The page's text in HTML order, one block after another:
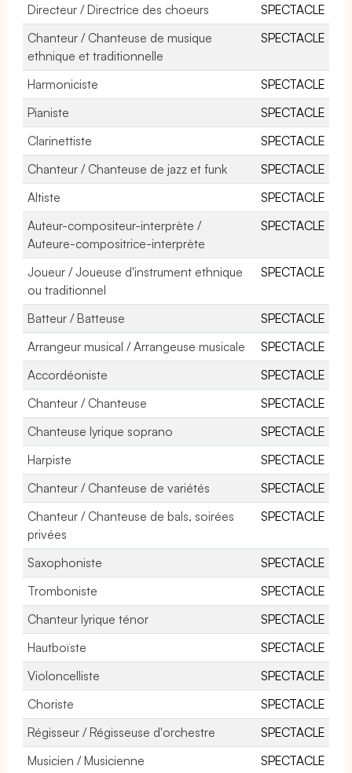
Directeur / Directrice des choeurs
SPECTACLE
Chanteur / Chanteuse de musique
ethnique et traditionnelle
SPECTACLE
Harmoniciste
SPECTACLE
Pianiste
SPECTACLE
Clarinettiste
SPECTACLE
Chanteur / Chanteuse de jazz et funk
SPECTACLE
Altiste
SPECTACLE
Auteur-compositeur-interprète /
Auteure-compositrice-interprète
SPECTACLE
Joueur / Joueuse d'instrument ethnique
ou traditionnel
SPECTACLE
Batteur / Batteuse
SPECTACLE
Arrangeur musical / Arrangeuse musicale
SPECTACLE
Accordéoniste
SPECTACLE
Chanteur / Chanteuse
SPECTACLE
Chanteuse lyrique soprano
SPECTACLE
Harpiste
SPECTACLE
Chanteur / Chanteuse de variétés
SPECTACLE
Chanteur / Chanteuse de bals, soirées
privées
SPECTACLE
Saxophoniste
SPECTACLE
Tromboniste
SPECTACLE
Chanteur lyrique ténor
SPECTACLE
Hautboïste
SPECTACLE
Violoncelliste
SPECTACLE
Choriste
SPECTACLE
Régisseur / Régisseuse d'orchestre
SPECTACLE
Musicien / Musicienne
SPECTACLE